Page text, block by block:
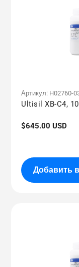
Артикул: H02760-
Ultisil XB-C4,
Обычная
$645.00 USD
Добавить